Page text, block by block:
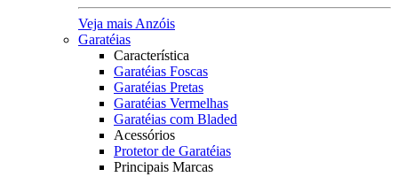
Veja mais Anzóis
Garatéias
Característica
Garatéias Foscas
Garatéias Pretas
Garatéias Vermelhas
Garatéias com Bladed
Acessórios
Protetor de Garatéias
Principais Marcas